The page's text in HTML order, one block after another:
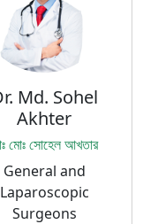
Md. Sohel
Akhter
মোঃ সোহেল আখতার
General and
Laparoscopic
Surgeons